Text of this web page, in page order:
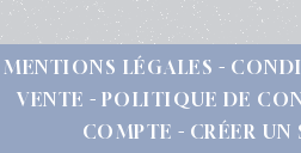
MENTIONS LÉGALES
VENTE
POLITIQUE DE
COMPTE
CRÉER